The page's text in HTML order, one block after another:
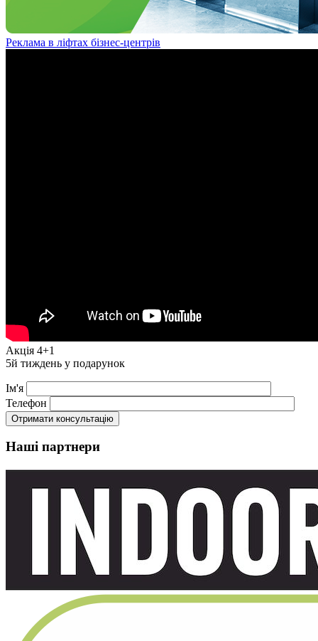
Реклама в ліфтах бізнес-центрів
Акція 4+1
5й тиждень у подарунок
Ім'я
Телефон
Наші партнери